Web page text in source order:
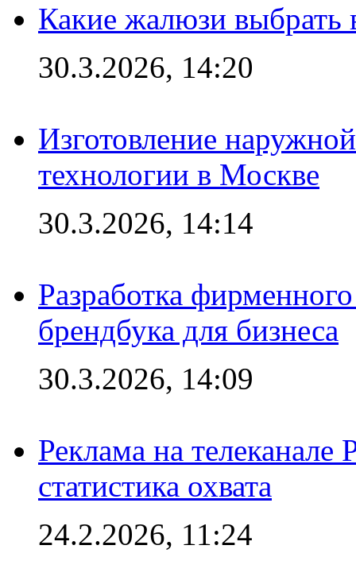
Какие жалюзи выбрать
30.3.2026, 14:20
Изготовление
технологии в Москве
30.3.2026, 14:14
Разработка
брендбука для бизнеса
30.3.2026, 14:09
Реклама на
статистика охвата
24.2.2026, 11:24